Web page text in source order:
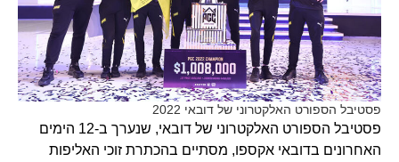
פסטיבל הספורט האלקטרוני של דובאי 2022
פסטיבל הספורט האלקטרוני של דובאי, שנערך ב-12 הימים
האחרונים בדובאי אקספו, מסתיים בהכתרת זוכי האליפות